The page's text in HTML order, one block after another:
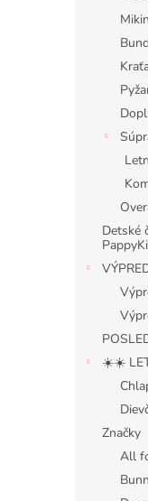
Detské
☀️☀️
Značky
All